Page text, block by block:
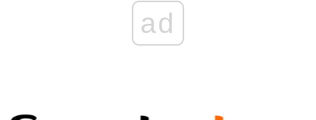
ad